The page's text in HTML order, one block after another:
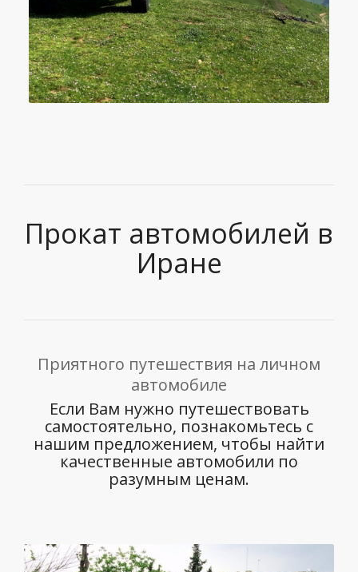
Прокат автомобилей в
Иране
Приятного путешествия на личном
автомобиле
Если Вам нужно путешествовать
самостоятельно, познакомьтесь с
нашим предложением, чтобы найти
качественные автомобили по
разумным ценам.